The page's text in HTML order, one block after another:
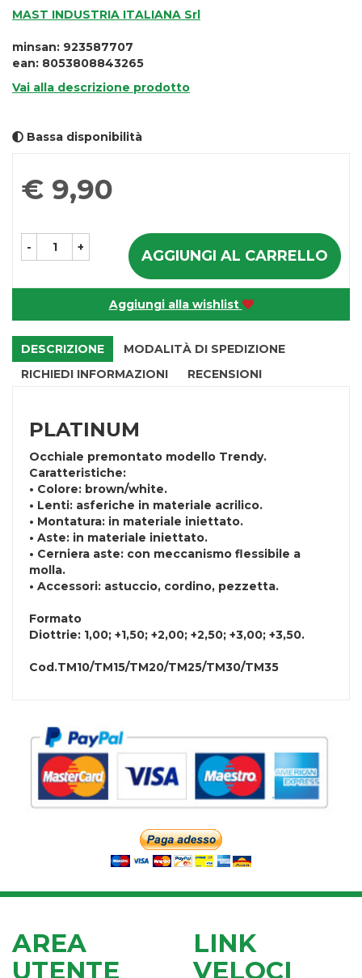
MAST INDUSTRIA ITALIANA Srl
minsan: 923587707
ean: 8053808843265
Vai alla descrizione prodotto
Bassa disponibilità
Prezzo
€ 9,90
- + AGGIUNGI AL CARRELLO
Aggiungi alla wishlist
DESCRIZIONE
MODALITÀ DI SPEDIZIONE
RICHIEDI INFORMAZIONI
RECENSIONI
PLATINUM
Occhiale premontato modello Trendy.
Caratteristiche:
• Colore: brown/white.
• Lenti: asferiche in materiale acrilico.
• Montatura: in materiale iniettato.
• Aste: in materiale iniettato.
• Cerniera aste: con meccanismo flessibile a
molla.
• Accessori: astuccio, cordino, pezzetta.
Formato
Diottrie: 1,00; +1,50; +2,00; +2,50; +3,00; +3,50.
Cod.TM10/TM15/TM20/TM25/TM30/TM35
AREA
UTENTE
LINK
VELOCI